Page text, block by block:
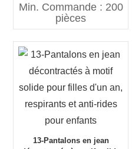
personnalisés pour enfants
de 30 ans en usine
Min. Commande : 200
pièces
13-Pantalons en jean